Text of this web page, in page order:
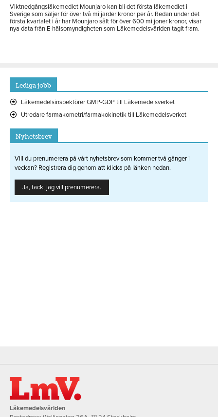
Viktnedgångsläkemedlet Mounjaro kan bli det första läkemedlet i
Sverige som säljer för över två miljarder kronor per år. Redan under det
första kvartalet i år har Mounjaro sålt för över 600 miljoner kronor, visar
nya data från E-hälsomyndigheten som Läkemedelsvärlden tagit fram.
Lediga jobb
Läkemedelsinspektörer GMP-GDP till Läkemedelsverket
Utredare farmakometri/farmakokinetik till Läkemedelsverket
Nyhetsbrev
Vill du prenumerera på vårt nyhetsbrev som kommer två gånger i
veckan? Registrera dig genom att klicka på länken nedan.
Ja, tack, jag vill prenumerera.
Läkemedelsvärlden